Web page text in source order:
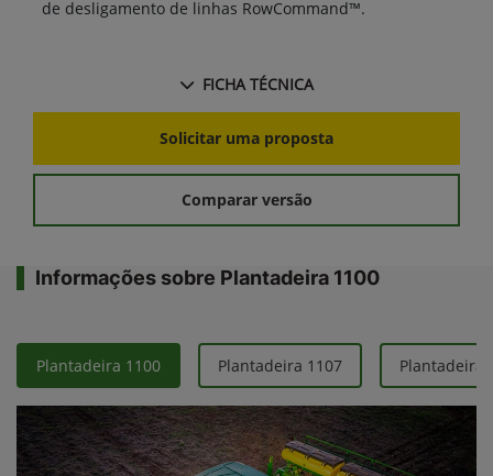
de desligamento de linhas RowCommand™.
FICHA TÉCNICA
Solicitar uma proposta
Comparar versão
Informações sobre Plantadeira 1100
Plantadeira 1100 Plantadeira 1107 Plantadeira